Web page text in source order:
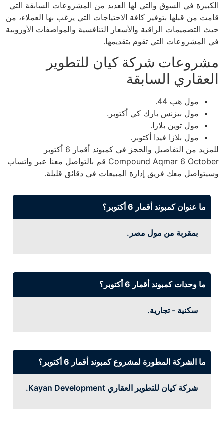
الكبيرة في السوق والتي لها العديد من المشروعات السابقة التي
قامت من قبلها بتوفير كافة الاحتياجات التي يرغب بها العملاء، من
حيث التصميمات الراقية والأسعار التنافسية والمواصفات الأوروبية
في المشروعات التي تقوم بتقديمها.
مشروعات شركة كيان للتطوير
العقاري السابقة
مول هب 44.
مول بيزنس بارك كي أكتوبر.
مول توين بلازا.
مول بلازا فيدا أكتوبر.
للمزيد من التفاصيل والحجز في كمبوند أقمار 6 أكتوبر
Compound Aqmar 6 October قم بالتواصل معنا عبر واتساب
وسيتواصل معك فريق إدارة المبيعات في دقائق قليلة.
ما عنوان كمبوند أقمار 6 أكتوبر؟
بمقربة من مول مصر.
ما وحدات كمبوند أقمار 6 أكتوبر؟
سكنية - تجارية.
ما الشركة المطورة لمشروع كمبوند أقمار 6 أكتوبر؟
شركة كيان للتطوير العقاري Kayan Development.